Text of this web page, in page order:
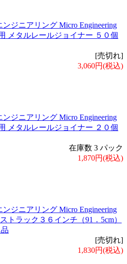
ジニアリング Micro Engineering
メタルレールジョイナー ５０個
[売切れ]
3,060円(税込)
ジニアリング Micro Engineering
メタルレールジョイナー ２０個
在庫数 3 パック
1,870円(税込)
ジニアリング Micro Engineering
トラック３６インチ（91．5cm）
[売切れ]
1,830円(税込)